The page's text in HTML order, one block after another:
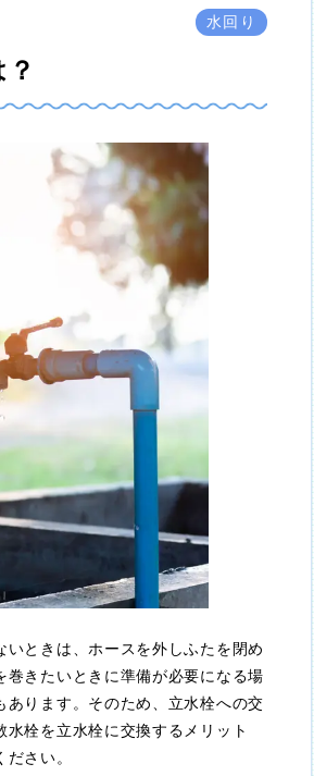
水回り
ときは、ホースを外しふたを閉め
きたいときに準備が必要になる場
ります。そのため、立水栓への交
栓を立水栓に交換するメリット
さい。